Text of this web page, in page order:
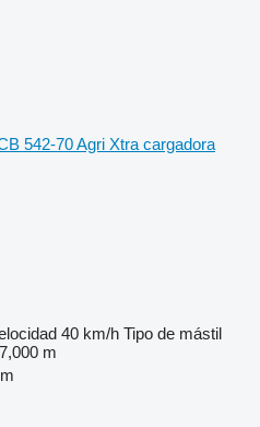
542-70 Agri Xtra cargadora
40 km/h Tipo de mástil
7,000 m